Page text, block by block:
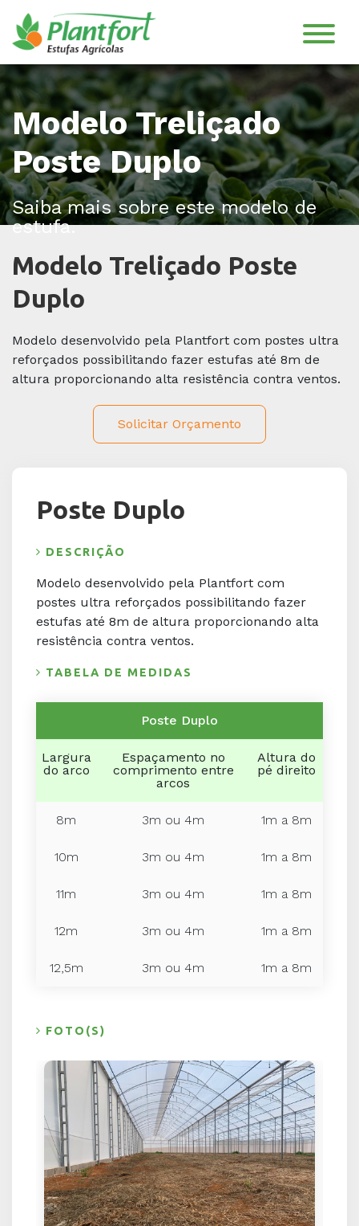
MENU
Home
Empresa
Estufas
Eventos
Contato
Increva-se em nosso canal
YouTube
Siga nosso perfil
LinkedIn
Siga nosso perfil
CONTATO
Telefone Fixo
+55 (16) 3368-4102
Telefone Fixo
+55 (16) 99183-0506
WhatsApp
Rodovia Washington Luís, KM 220.
São Carlos / São Paulo CEP: 13571-510
Obter rotas
Google Maps
Obter rotas
Waze
Modelo Treliçado
Poste Duplo
Saiba mais sobre este modelo de
estufa.
Modelo Treliçado Poste
Duplo
Modelo desenvolvido pela Plantfort com postes ultra
reforçados possibilitando fazer estufas até 8m de
altura proporcionando alta resistência contra ventos.
Solicitar Orçamento
Poste Duplo
DESCRIÇÃO
Modelo desenvolvido pela Plantfort com
postes ultra reforçados possibilitando fazer
estufas até 8m de altura proporcionando alta
resistência contra ventos.
TABELA DE MEDIDAS
Poste Duplo
Largura
do arco
Espaçamento no
comprimento entre
arcos
Altura do
pé direito
8m 3m ou 4m 1m a 8m
10m 3m ou 4m 1m a 8m
11m 3m ou 4m 1m a 8m
12m 3m ou 4m 1m a 8m
12,5m 3m ou 4m 1m a 8m
FOTO(S)